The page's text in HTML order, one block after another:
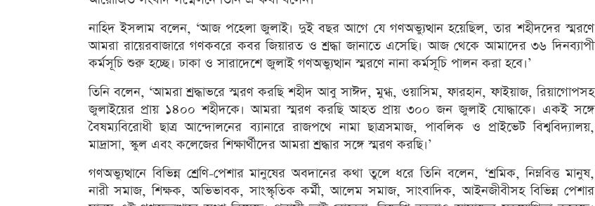
নাহিদ ইসলাম বলেন, ‘আজ পহেলা জুলাই। দুই বছর আগে যে গণঅভ্যুত্থান হয়েছিল, তার শহীদদের স্মরণে
আমরা রায়েরবাজারে গণকবরে কবর জিয়ারত ও শ্রদ্ধা জানাতে এসেছি। আজ থেকে আমাদের ৩৬ দিনব্যাপী
কর্মসূচি শুরু হচ্ছে। ঢাকা ও সারাদেশে জুলাই গণঅভ্যুত্থান স্মরণে নানা কর্মসূচি পালন করা হবে।’
তিনি বলেন, ‘আমরা শ্রদ্ধাভরে স্মরণ করছি শহীদ আবু সাঈদ, মুগ্ধ, ওয়াসিম, ফারহান, ফাইয়াজ, রিয়াগোপসহ
জুলাইয়ের প্রায় ১৪০০ শহীদকে। আমরা স্মরণ করছি আহত প্রায় ৩০০ জন জুলাই যোদ্ধাকে। একই সঙ্গে
বৈষম্যবিরোধী ছাত্র আন্দোলনের ব্যানারে রাজপথে নামা ছাত্রসমাজ, পাবলিক ও প্রাইভেট বিশ্ববিদ্যালয়,
মাদ্রাসা, স্কুল এবং কলেজের শিক্ষার্থীদের আমরা শ্রদ্ধার সঙ্গে স্মরণ করছি।’
গণঅভ্যুত্থানে বিভিন্ন শ্রেণি-পেশার মানুষের অবদানের কথা তুলে ধরে তিনি বলেন, ‘শ্রমিক, নিম্নবিত্ত মানুষ,
নারী সমাজ, শিক্ষক, অভিভাবক, সাংস্কৃতিক কর্মী, আলেম সমাজ, সাংবাদিক, আইনজীবীসহ বিভিন্ন পেশার